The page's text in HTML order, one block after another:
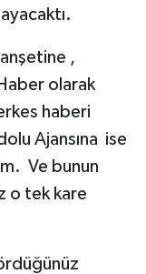
,
olarak
haberi
Ajansına ise
Ve bunun
o tek kare